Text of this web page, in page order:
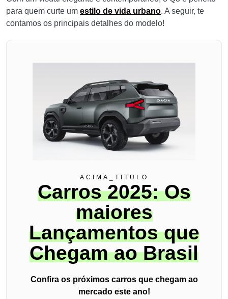
para quem curte um estilo de vida urbano. A seguir, te
contamos os principais detalhes do modelo!
ACIMA_TITULO
Carros 2025: Os
maiores
Lançamentos que
Chegam ao Brasil
Confira os próximos carros que chegam ao
mercado este ano!